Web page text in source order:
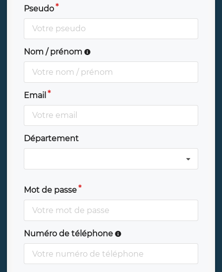
Pseudo
Nom / prénom
Email
Département
Mot de passe
Numéro de téléphone